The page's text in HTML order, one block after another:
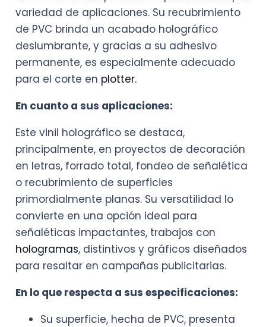
variedad de aplicaciones. Su recubrimiento
de PVC brinda un acabado holográfico
deslumbrante, y gracias a su adhesivo
permanente, es especialmente adecuado
para el corte en plotter.
En cuanto a sus aplicaciones:
Este vinil holográfico se destaca,
principalmente, en proyectos de decoración
en letras, forrado total, fondeo de señalética
o recubrimiento de superficies
primordialmente planas. Su versatilidad lo
convierte en una opción ideal para
señaléticas impactantes, trabajos con
hologramas, distintivos y gráficos diseñados
para resaltar en campañas publicitarias.
En lo que respecta a sus especificaciones:
Su superficie, hecha de PVC, presenta